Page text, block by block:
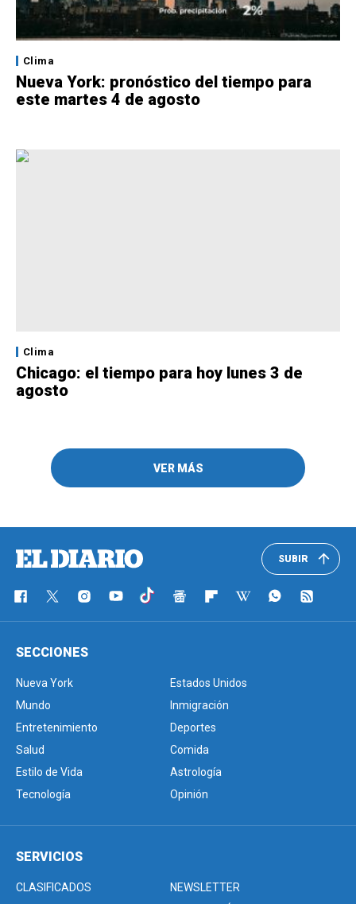
Clima
Nueva York: pronóstico del tiempo para
este martes 4 de agosto
Clima
Chicago: el tiempo para hoy lunes 3 de
agosto
VER MÁS
SUBIR
SECCIONES
Nueva York
Estados Unidos
Mundo
Inmigración
Entretenimiento
Deportes
Salud
Comida
Estilo de Vida
Astrología
Tecnología
Opinión
SERVICIOS
CLASIFICADOS
NEWSLETTER